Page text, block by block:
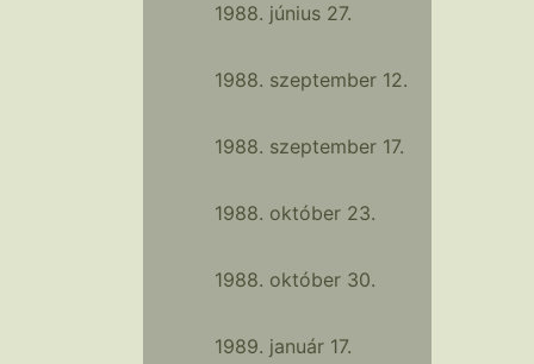
1988. június 27.
1988. szeptember 12.
1988. szeptember 17.
1988. október 23.
1988. október 30.
1989. január 17.